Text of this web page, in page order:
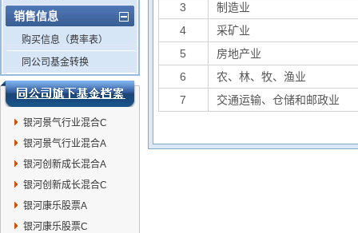
销售信息
购买信息（费率表）
同公司基金转换
银河景气行业混合C
银河景气行业混合A
银河创新成长混合A
银河创新成长混合C
银河康乐股票A
银河康乐股票C
3
制造业
4
采矿业
5
房地产业
6
农、林、牧、渔业
7
交通运输、仓储和邮政业